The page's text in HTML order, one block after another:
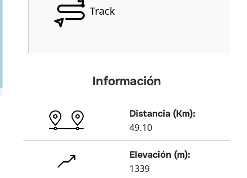
Track
Información
Distancia (Km):
49.10
Elevación (m):
1339